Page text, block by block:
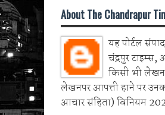
About The Chandrapur
यह पोर्टल
चंद्रपुर
किसी भी लेखन
लेखनपर आपत्ती हाने पर
आचार संहिता) विनियम